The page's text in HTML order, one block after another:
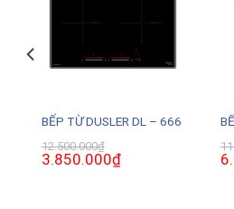
BẾP TỪ DUSLER DL – 666
12.500.000₫
Giá
gốc
3.850.000₫Giá
hiện